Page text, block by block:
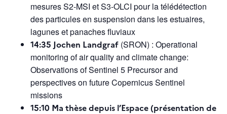
mesures S2-MSI et S3-OLCI pour la télédétection
des particules en suspension dans les estuaires,
lagunes et panaches fluviaux
14:35 Jochen Landgraf (SRON) : Operational
monitoring of air quality and climate change:
Observations of Sentinel 5 Precursor and
perspectives on future Copernicus Sentinel
missions
15:10 Ma thèse depuis l’Espace (présentation de